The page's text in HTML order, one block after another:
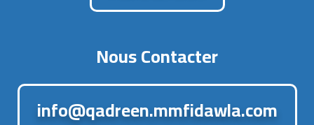
Nous Contacter
info@qadreen.mmfidawla.com